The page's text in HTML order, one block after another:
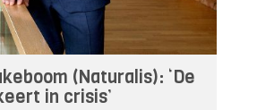
(Naturalis): ‘De
in crisis’